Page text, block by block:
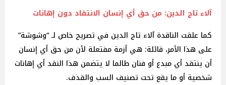
آلاء تاج الدين: من حق أي إنسان الانتقاد دون إهانات
كما علقت الناقدة آلاء تاج الدين في تصريح خاص لـ “وشوشة”
على هذا الأمر، قائلة: هي أزمة مفتعلة لأن من حق أي إنسان
أن ينتقد أي مبدع أو فنان طالما لا يتضمن هذا النقد أي إهانات
شخصية أو ما يقع تحت تصنيف السب والقذف.